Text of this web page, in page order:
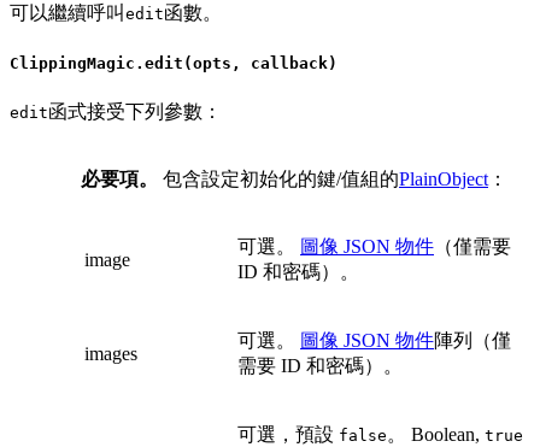
可以繼續呼叫 edit函數。
ClippingMagic.edit(opts, callback)
edit函式接受下列參數：
必要項。 包含設定初始化的鍵/值組的PlainObject ：
image
可選。 圖像 JSON 物件 （僅需要
ID 和密碼）。
images
可選。 圖像 JSON 物件陣列（僅
需要 ID 和密碼）。
可選，預設 false 。 Boolean, true